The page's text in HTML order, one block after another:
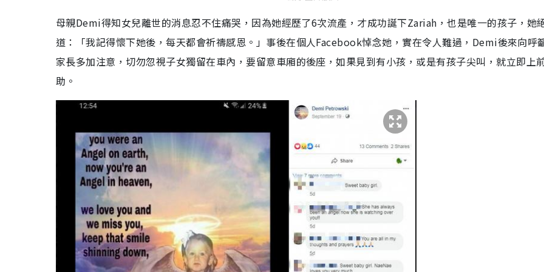
母親Demi得知女兒離世的消息忍不住痛哭，因為她經歷了6次流產，才成功誕下Zariah ，也是唯一的孩子，她
道：「我記得懷下她後，每天都會祈禱感恩。」事後在個人Facebook悼念她，實在令人難過， Demi後來向呼
家長多加注意，切勿忽視子女獨留在車內，要留意車廂的後座，如果見到有小孩，或是有孩子尖叫，就立即上
助。